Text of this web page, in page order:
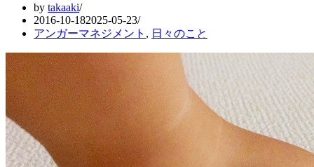
by takaaki
2016-10-182025-05-23
アンガーマネジメント , 日々のこと